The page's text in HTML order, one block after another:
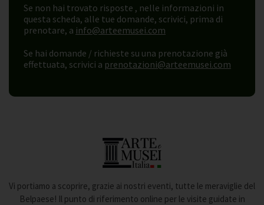
Se non hai trovato risposte , nelle informazioni in
questa scheda, alle tue domande, scrivici, prima di
prenotare, a info@arteemusei.com
Se hai domande / richieste su una prenotazione già
effettuata, scrivici a prenotazioni@arteemusei.com
Vi portiamo a scoprire, grazie ai nostri eventi, tutte le meraviglie del
Belpaese! Il punto di riferimento online per le visite guidate in